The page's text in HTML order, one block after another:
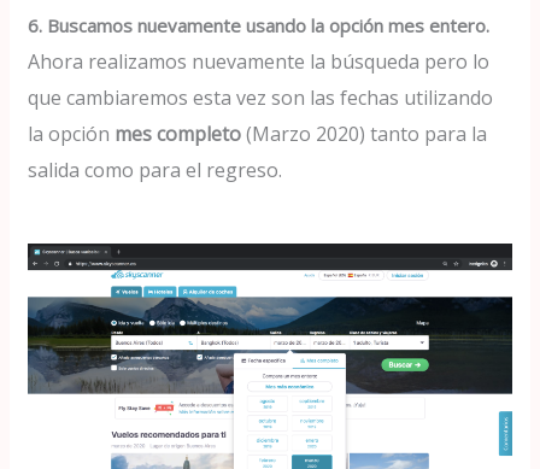
6. Buscamos nuevamente usando la opción mes entero.
Ahora realizamos nuevamente la búsqueda pero lo
que cambiaremos esta vez son las fechas utilizando
la opción mes completo(Marzo 2020) tanto para la
salida como para el regreso.